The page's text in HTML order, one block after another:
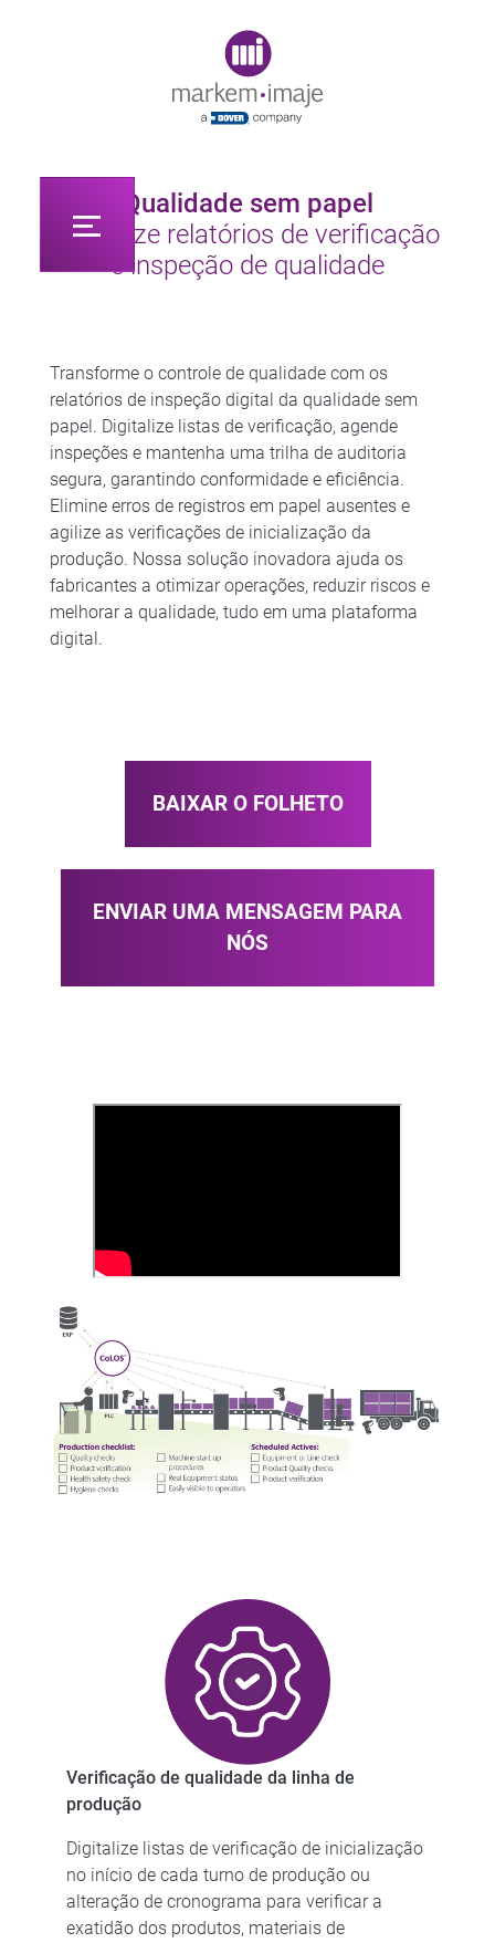
Qualidade sem papel
Digitalize relatórios de verificação
e inspeção de qualidade
Transforme o controle de qualidade com os
relatórios de inspeção digital da qualidade sem
papel. Digitalize listas de verificação, agende
inspeções e mantenha uma trilha de auditoria
segura, garantindo conformidade e eficiência.
Elimine erros de registros em papel ausentes e
agilize as verificações de inicialização da
produção. Nossa solução inovadora ajuda os
fabricantes a otimizar operações, reduzir riscos e
melhorar a qualidade, tudo em uma plataforma
digital.
BAIXAR O FOLHETO
ENVIAR UMA MENSAGEM PARA
NÓS
Verificação de qualidade da linha de
produção
Digitalize listas de verificação de inicialização
no início de cada turno de produção ou
alteração de cronograma para verificar a
exatidão dos produtos, materiais de